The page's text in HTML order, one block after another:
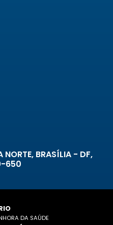
BRASÍLIA - DF,
650
DA SAÚDE